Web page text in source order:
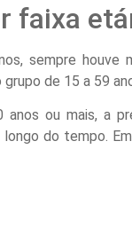
faixa
sempre houve
de 15 a 59
ou mais, a
do tempo.